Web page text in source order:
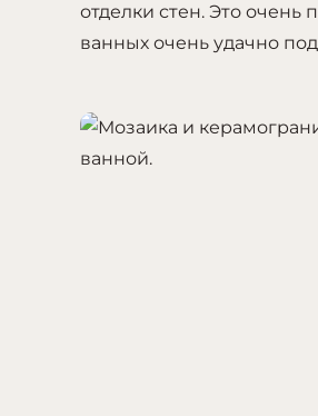
отделки стен. Это
ванных очень удачно